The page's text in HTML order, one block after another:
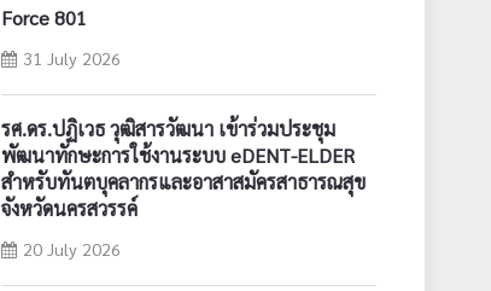
Force 801
31 July 2026
รศ.ดร.ปฏิเวธ วุฒิสารวัฒนา เข้าร่วมประชุม
พัฒนาทักษะการใช้งานระบบ eDENT-ELDER
สำหรับทันตบุคลากรและอาสาสมัครสาธารณสุข
จังหวัดนครสวรรค์
20 July 2026